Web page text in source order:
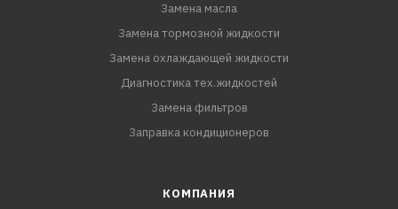
Замена масла
Замена тормозной жидкости
Замена охлаждающей жидкости
Диагностика тех.жидкостей
Замена фильтров
Заправка кондиционеров
КОМПАНИЯ